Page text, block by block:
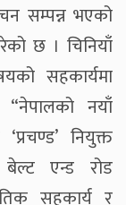
सम्पन्न भएको
छ । चिनियाँ
सहकार्यमा
नयाँ
नियुक्त
एन्ड रोड
सहकार्य र